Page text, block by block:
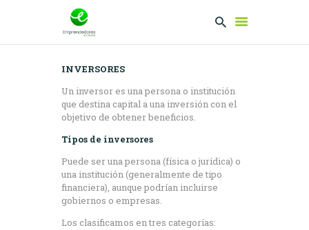
EMPRENDEDORES
PRESENTA TU
SERVICIOS
CLUB
EMPRENDEDORES
NETWORKING
INVERSORES
Un inversor es una persona o institución
que destina capital a una inversión con el
objetivo de obtener beneficios.
Tipos de inversores
Puede ser una persona (física o jurídica) o
una institución (generalmente de tipo
financiera), aunque podrían incluirse
gobiernos o empresas.
Los clasificamos en tres categorías: